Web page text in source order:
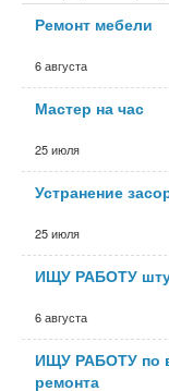
Ремонт мебели
6 августа
Мастер на час
25 июля
Устранение
25 июля
ИЩУ РАБОТУ
6 августа
ИЩУ РАБОТУ по
ремонта